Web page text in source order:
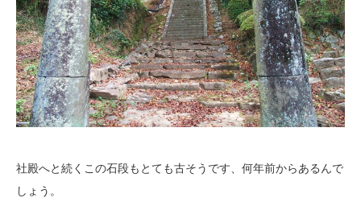
社殿へと続くこの石段もとても古そうです、何年前からあるんで
しょう。